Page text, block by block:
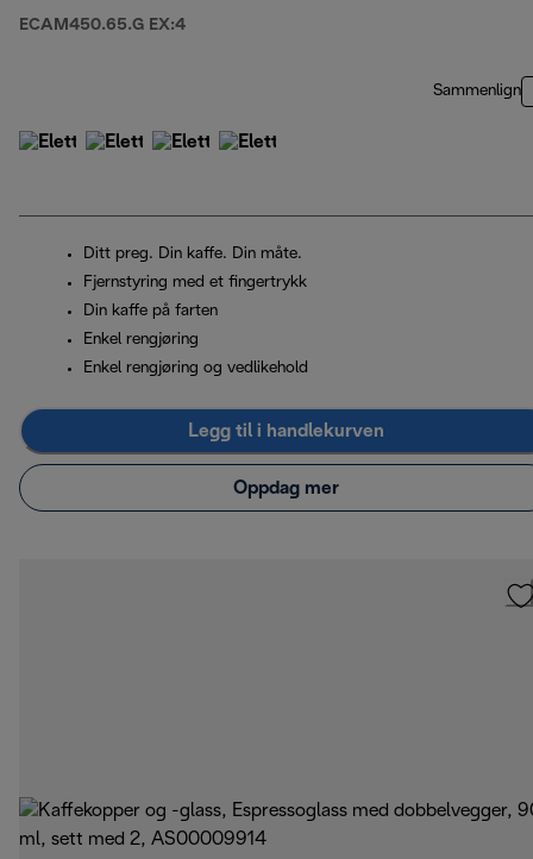
ECAM450.65.G EX:4
Sammenlign
Ditt preg. Din kaffe. Din måte.
Fjernstyring med et fingertrykk
Din kaffe på farten
Enkel rengjøring
Enkel rengjøring og vedlikehold
Legg til i handlekurven
Oppdag mer